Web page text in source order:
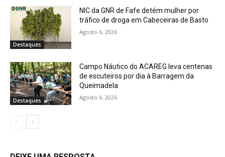
Destaques
NIC da GNR de Fafe detém mulher por
tráfico de droga em Cabeceiras de Basto
Agosto 6, 2026
Destaques
Campo Náutico do ACAREG leva centenas
de escuteiros por dia à Barragem da
Queimadela
Agosto 6, 2026